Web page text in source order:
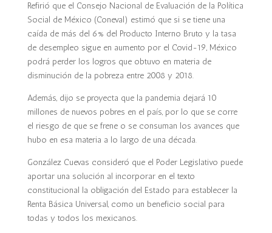
Refirió que el Consejo Nacional de Evaluación de la Política
Social de México (Coneval) estimó que si se tiene una
caída de más del 6% del Producto Interno Bruto y la tasa
de desempleo sigue en aumento por el Covid-19, México
podrá perder los logros que obtuvo en materia de
disminución de la pobreza entre 2008 y 2018.
Además, dijo se proyecta que la pandemia dejará 10
millones de nuevos pobres en el país, por lo que se corre
el riesgo de que se frene o se consuman los avances que
hubo en esa materia a lo largo de una década.
González Cuevas consideró que el Poder Legislativo puede
aportar una solución al incorporar en el texto
constitucional la obligación del Estado para establecer la
Renta Básica Universal, como un beneficio social para
todas y todos los mexicanos.